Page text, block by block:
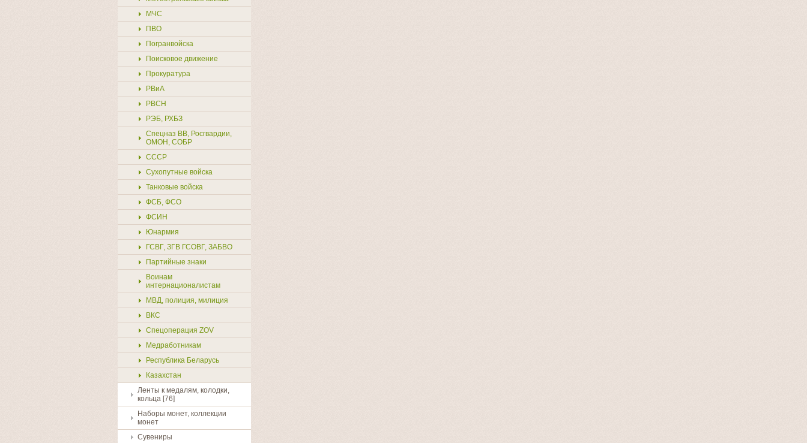
МЧС
ПВО
Погранвойска
Поисковое движение
Прокуратура
РВиА
РВСН
РЭБ, РХБЗ
Спецназ ВВ, Росгвардии,
ОМОН, СОБР
СССР
Сухопутные войска
Танковые войска
ФСБ, ФСО
ФСИН
Юнармия
ГСВГ, ЗГВ ГСОВГ, ЗАБВО
Партийные знаки
Воинам
интернационалистам
МВД, полиция, милиция
ВКС
Спецоперация ZOV
Медработникам
Республика Беларусь
Казахстан
Ленты к медалям, колодки,
кольца [76]
Наборы монет, коллекции
монет
Сувениры